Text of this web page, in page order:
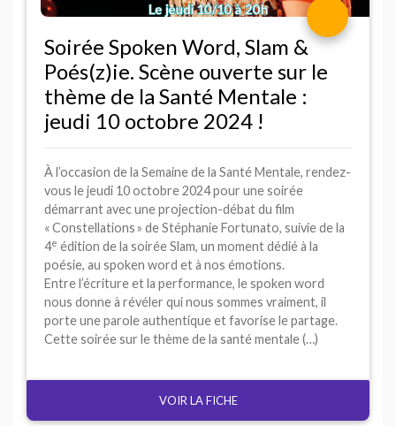
Soirée Spoken Word, Slam &
Poés(z)ie. Scène ouverte sur le
thème de la Santé Mentale :
jeudi 10 octobre 2024 !
À l’occasion de la Semaine de la Santé Mentale, rendez-
vous le jeudi 10 octobre 2024 pour une soirée
démarrant avec une projection-débat du film
«Constellations» de Stéphanie Fortunato, suivie de la
4e édition de la soirée Slam, un moment dédié à la
poésie, au spoken word et à nos émotions.
Entre l’écriture et la performance, le spoken word
nous donne à révéler qui nous sommes vraiment, il
porte une parole authentique et favorise le partage.
Cette soirée sur le thème de la santé mentale (…)
VOIR LA FICHE